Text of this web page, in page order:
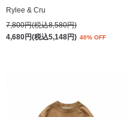
Rylee & Cru
7,800円(税込8,580円)
4,680円(税込5,148円) 40% OFF